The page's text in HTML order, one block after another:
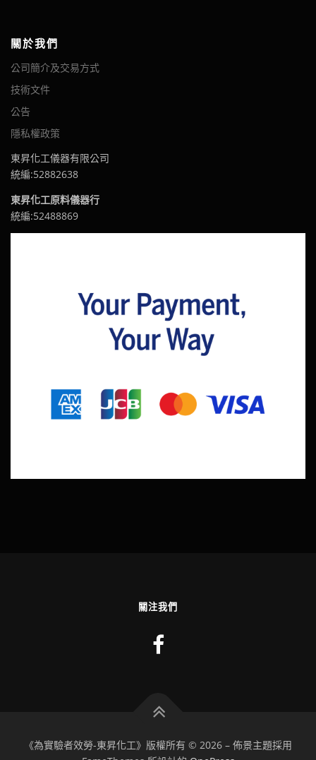
關於我們
公司簡介及交易方式
技術文件
公告
隱私權政策
東昇化工儀器有限公司
統編:52882638
東昇化工原料儀器行
統編:52488869
關注我們
《為實驗者效勞-東昇化工》版權所有 © 2026 – 佈景主題採用